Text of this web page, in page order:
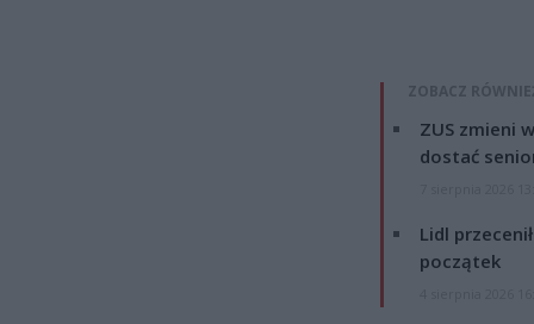
ZOBACZ
ZUS zmieni
dostać
Lidl
początek